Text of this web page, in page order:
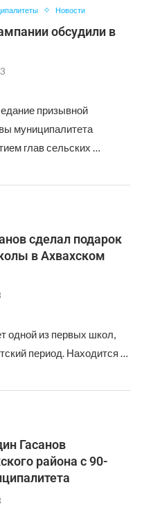
Новости
обсудили в
призывной
муниципалитета
глав сельских …
сделал подарок
в Ахвахском
одной из первых школ,
период. Находится …
Гасанов
района с 90-